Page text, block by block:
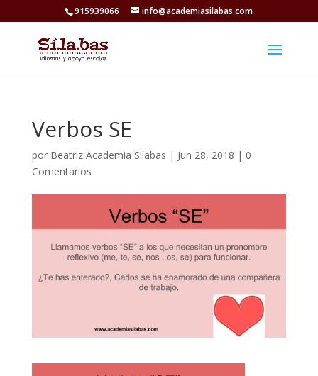
915939066 info@academiasilabas.com
Verbos SE
por Beatriz Academia Silabas | Jun 28, 2018 | 0
Comentarios